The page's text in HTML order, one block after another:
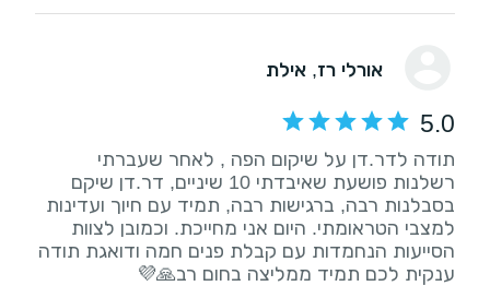
אורלי רז, אילת
5.0
תודה לדר.דן על שיקום הפה , לאחר שעברתי
רשלנות פושעת שאיבדתי 10 שיניים, דר.דן שיקם
בסבלנות רבה, ברגישות רבה, תמיד עם חיוך ועדינות
למצבי הטראומתי. היום אני מחייכת. וכמובן לצוות
הסייעות הנחמדות עם קבלת פנים חמה ודואגת תודה
ענקית לכם תמיד ממליצה בחום רב🙏💜